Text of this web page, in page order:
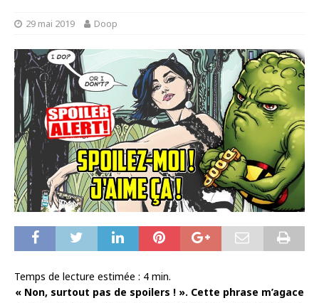
29 mai 2019 Doop
Temps de lecture estimée : 4 min.
« Non, surtout pas de spoilers ! ». Cette phrase m’agace